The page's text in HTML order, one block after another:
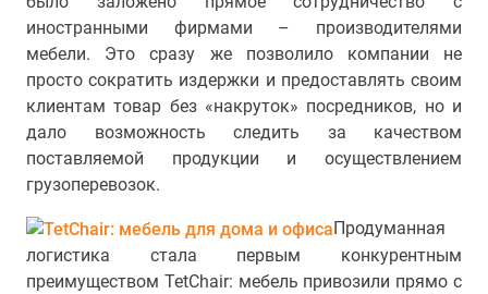
иностранными фирмами – производителями
мебели. Это сразу же позволило компании не
просто сократить издержки и предоставлять своим
клиентам товар без «накруток» посредников, но и
дало возможность следить за качеством
поставляемой продукции и осуществлением
грузоперевозок.
Продуманная
логистика стала первым конкурентным
преимуществом TetChair: мебель привозили прямо с